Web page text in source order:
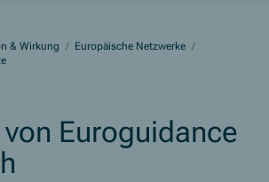
& Wirkung / Europäische Netzwerke /
Euroguidance